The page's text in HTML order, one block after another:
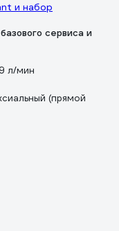
и набор
сервиса и
л/мин
(прямой